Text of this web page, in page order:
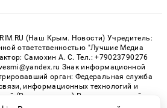
(Наш Крым. Новости) Учредитель:
ответственностью "Лучшие Медиа
Самохин А. С. Тел.: +79023790276
Знак информационной
орган: Федеральная служба
информационных технологий и
(Роскомнадзор) Регистрационный
№ ФС 77 - 81150 от 02.06.2021